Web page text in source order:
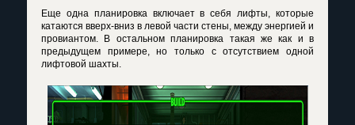
Еще одна планировка включает в себя лифты, которые
катаются вверх-вниз в левой части стены, между энергией и
провиантом. В остальном планировка такая же как и в
предыдущем примере, но только с отсутствием одной
лифтовой шахты.